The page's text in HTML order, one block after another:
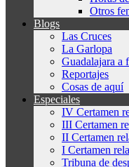
Otros
Blogs
Las Cruces
La Garlopa
Guadalajara a
Reportajes
Cosas de aquí
Especiales
IV Certamen
III Certamen
II Certamen
I Certamen
Tribuna de